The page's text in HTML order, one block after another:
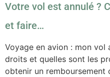
Votre vol est annulé ?
et faire…
Voyage en avion : mon vol
droits et quelles sont les
obtenir un remboursement